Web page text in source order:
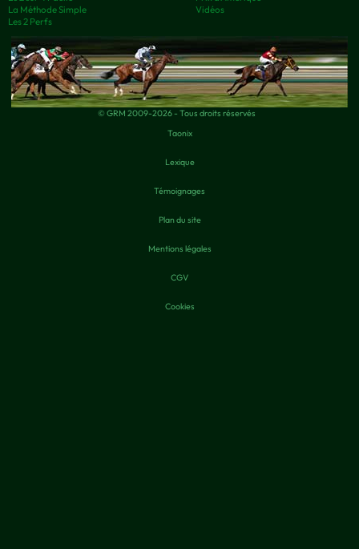
La Méthode Simple
Les 2 Perfs
Vidéos
© GRM 2009-2026 - Tous droits réservés
Taonix
Lexique
Témoignages
Plan du site
Mentions légales
CGV
Cookies